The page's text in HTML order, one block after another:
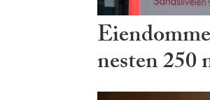
nesten 250